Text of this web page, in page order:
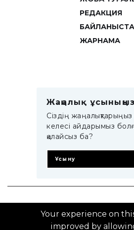
РЕДАКЦИЯ
ЖАРНАМА
Жаңалық ұсыныңыз
Сіздің жаңалықтарыңыз
келесі айдарымыз
қалайсыз ба?
Ұсыну
© 2014–2025
Your experience on
improved by